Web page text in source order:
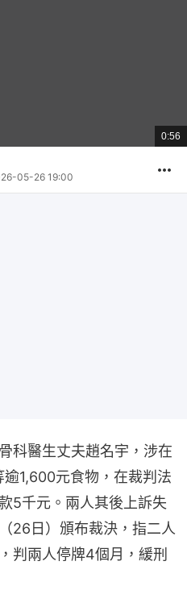
總
共
0:56
05-26 19:00
科醫生丈夫趙名宇，涉在
1,600元食物，在裁判法
5千元。兩人其後上訴失
26日）頒布裁決，指二人
判兩人停牌4個月，緩刑